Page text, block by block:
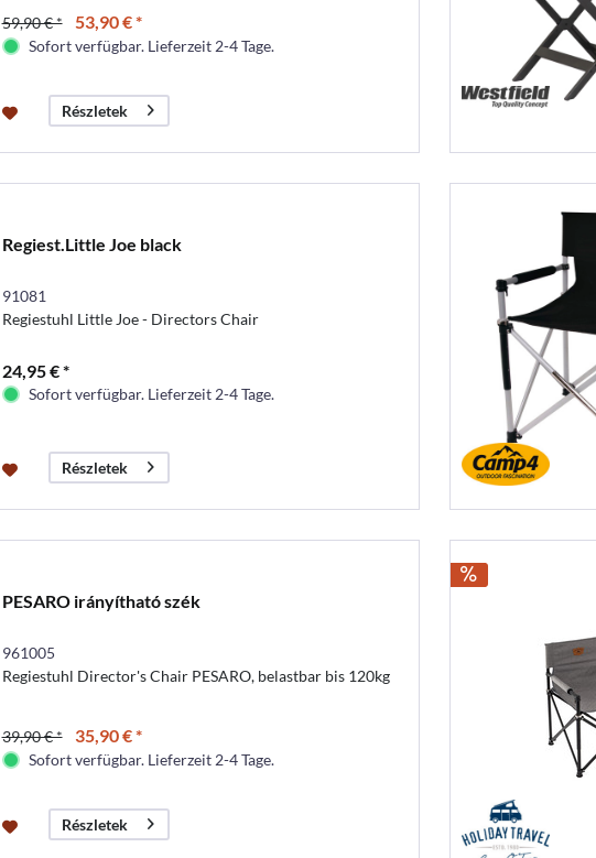
59,90 € * 53,90 € *
Sofort verfügbar. Lieferzeit 2-4 Tage.
Részletek
Regiest.Little Joe black
91081
Regiestuhl Little Joe - Directors Chair
24,95 € *
Sofort verfügbar. Lieferzeit 2-4 Tage.
Részletek
PESARO irányítható szék
961005
Regiestuhl Director's Chair PESARO, belastbar bis 120kg
39,90 € * 35,90 € *
Sofort verfügbar. Lieferzeit 2-4 Tage.
Részletek